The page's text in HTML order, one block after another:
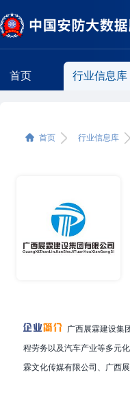
首页 行业信息库
相关区域企业
首页 行业信息库
广西展霖建设集
程劳务以及汽车产业等多元
霖文化传媒有限公司、广西